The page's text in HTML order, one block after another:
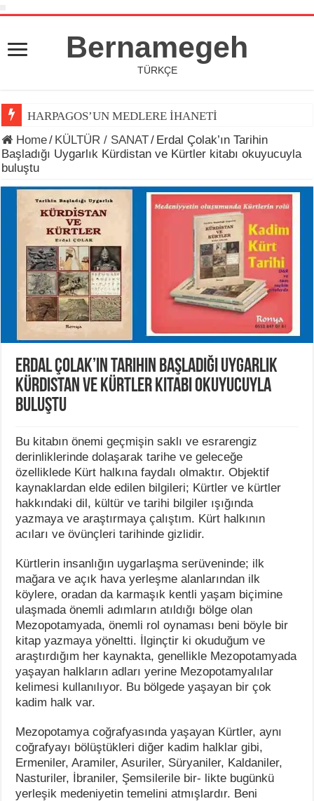
Bernamegeh
TÜRKÇE
HARPAGOS’UN MEDLERE İHANETİ
Home/ KÜLTÜR / SANAT/ Erdal Çolak’ın Tarihin
Başladığı Uygarlık Kürdistan ve Kürtler kitabı okuyucuyla
buluştu
Erdal Çolak’ın Tarihin Başladığı Uygarlık
Kürdistan ve Kürtler kitabı okuyucuyla
buluştu
Bu kitabın önemi geçmişin saklı ve esrarengiz
derinliklerinde dolaşarak tarihe ve geleceğe
özelliklede Kürt halkına faydalı olmaktır. Objektif
kaynaklardan elde edilen bilgileri; Kürtler ve kürtler
hakkındaki dil, kültür ve tarihi bilgiler ışığında
yazmaya ve araştırmaya çalıştım. Kürt halkının
acıları ve övünçleri tarihinde gizlidir.
Kürtlerin insanlığın uygarlaşma serüveninde; ilk
mağara ve açık hava yerleşme alanlarından ilk
köylere, oradan da karmaşık kentli yaşam biçimine
ulaşmada önemli adımların atıldığı bölge olan
Mezopotamyada, önemli rol oynaması beni böyle bir
kitap yazmaya yöneltti. İlginçtir ki okuduğum ve
araştırdığım her kaynakta, genellikle Mezopotamyada
yaşayan halkların adları yerine Mezopotamyalılar
kelimesi kullanılıyor. Bu bölgede yaşayan bir çok
kadim halk var.
Mezopotamya coğrafyasında yaşayan Kürtler, aynı
coğrafyayı bölüştükleri diğer kadim halklar gibi,
Ermeniler, Aramiler, Asuriler, Süryaniler, Kaldaniler,
Nasturiler, İbraniler, Şemsilerile bir- likte bugünkü
yerleşik medeniyetin temelini atmışlardır. Beni